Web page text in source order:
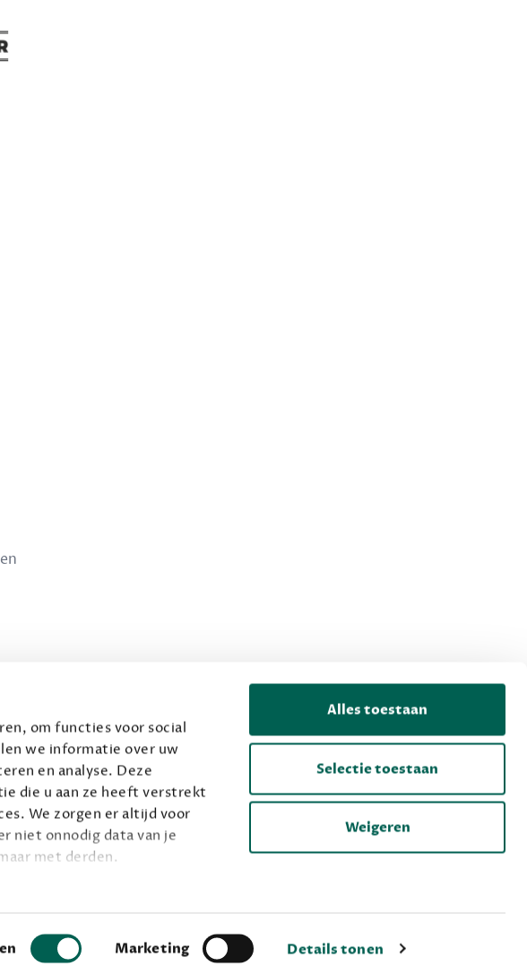
om functies voor social
we informatie over uw
en analyse. Deze
die u aan ze heeft verstrekt
We zorgen er altijd voor
niet onnodig data van je
met derden.
Marketing Details tonen
Alles toestaan
Selectie toestaan
Weigeren